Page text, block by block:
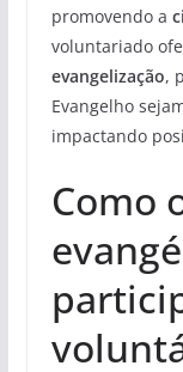
promovendo a
voluntariado
evangelização,
Evangelho
impactando
Como